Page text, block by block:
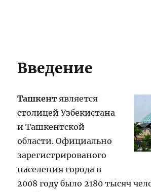
Введение
Ташкент является
столицей Узбекистана
и Ташкентской
области. Официально
зарегистрированого
населения города в
2008 году было 2180 тысяч